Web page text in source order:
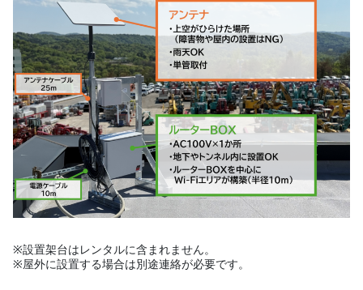
※設置架台はレンタルに含まれません。
※屋外に設置する場合は別途連絡が必要です。